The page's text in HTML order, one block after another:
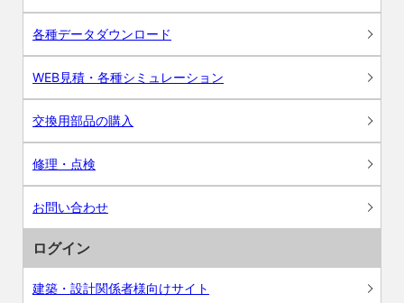
各種データダウンロード
WEB見積・各種シミュレーション
交換用部品の購入
修理・点検
お問い合わせ
ログイン
建築・設計関係者様向けサイト